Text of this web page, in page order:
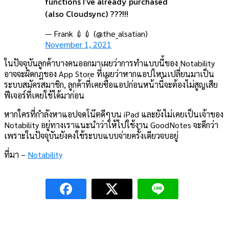
(also Cloudsync) ???!!!
— Frank 💉💉 (@the_alsatian)
November 1, 2021
ในปัจจุบันลูกค้าบางคนออกมาเผยว่าการทำแบบนี้ของ Notability
อาจจะผิดกฎของ App Store ที่เผยว่าหากแอปไหนเปลี่ยนมาเป็น
ระบบสมัครสมาชิก, ลูกค้าที่เคยซื้อแอปก่อนหน้านี้จะต้องไม่สูญเสีย
ฟีเจอร์ที่เคยใช้ได้มาก่อน
หากใครที่กำลังหาแอปจดโน๊ตดีๆบน iPad และยังไม่เคยเป็นเจ้าของ
Notability อยู่ทางเราแนะนำว่าให้ไปใช้งาน GoodNotes จะดีกว่า
เพราะในปัจจุบันยังคงใช้ระบบแบบจ่ายครั้งเดียวจบอยู่
ที่มา – Notability